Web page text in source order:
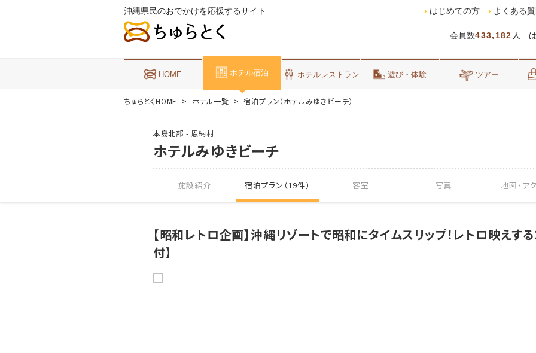
沖縄県民のおでかけを応援するサイト
会員数433,182 人
はじめての方 よくある
HOME ホテル宿泊 ホテルレストラン 遊び・体験 ツアー
ちゅらとくHOME ホテル一覧 宿泊プラン（ホテルみゆきビーチ）
本島北部 - 恩納村
ホテルみゆきビーチ
施設紹介 宿泊プラン（19件） 客室 写真 地図・ ア
【昭和レトロ企画】沖縄リゾートで昭和にタイムスリップ！レトロ映えす
付】